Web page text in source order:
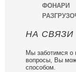
ФОНАРИ
НА СВЯЗИ
Мы заботимся о
вопросы, Вы
способом.